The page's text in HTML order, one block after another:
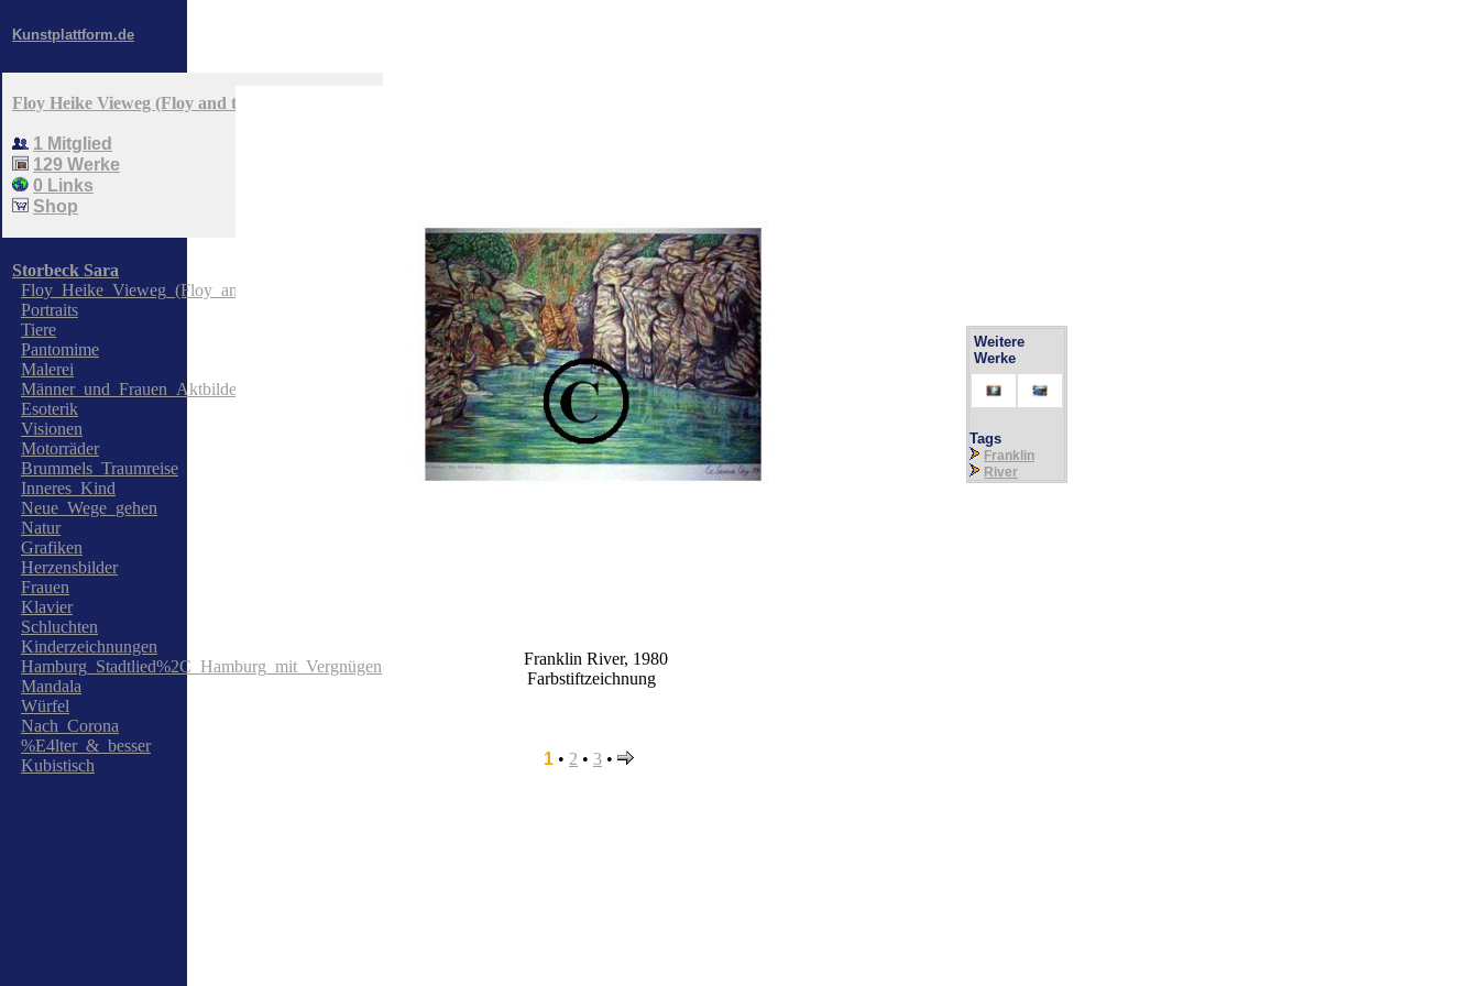
Kunstplattform.de
Floy Heike Vieweg (Floy and the Messengers)
1 Mitglied
129 Werke
0 Links
Shop
Storbeck Sara
Floy_Heike_Vieweg_(Floy_and_the_Messengers)
Portraits
Tiere
Pantomime
Malerei
Männer_und_Frauen_Aktbilder
Esoterik
Visionen
Motorräder
Brummels_Traumreise
Inneres_Kind
Neue_Wege_gehen
Natur
Grafiken
Herzensbilder
Frauen
Klavier
Schluchten
Kinderzeichnungen
Hamburg_Stadtlied%2C_Hamburg_mit_Vergnügen
Mandala
Würfel
Nach_Corona
%E4lter_&_besser
Kubistisch
Franklin River, 1980
Farbstiftzeichnung
1 • 2 • 3 •
Weitere
Werke
Tags
Franklin
River